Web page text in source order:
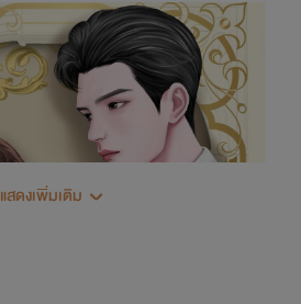
แสดงเพิ่มเติม